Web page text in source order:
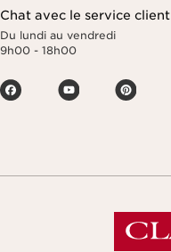
Chat avec le service client
Du lundi au vendredi
9h00 - 18h00